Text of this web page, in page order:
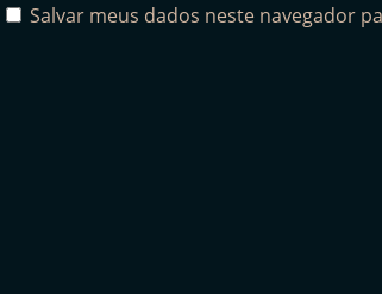
Salvar meus dados neste navegador